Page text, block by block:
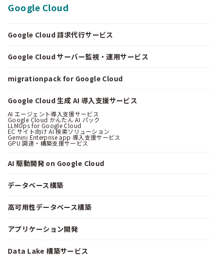
Google Cloud
Google Cloud 請求代行サービス
Google Cloud サーバー監視・運用サービス
migrationpack for Google Cloud
Google Cloud 生成 AI 導入支援サービス
AI エージェント導入支援サービス
Google Cloud かんたん AI パック
LLMOps for Google Cloud
EC サイト向け AI 検索ソリューション
Gemini Enterprise app 導入支援サービス
GPU 調達・構築支援サービス
AI 駆動開発 on Google Cloud
データベース構築
高可用性データベース構築
アプリケーション開発
Data Lake 構築サービス